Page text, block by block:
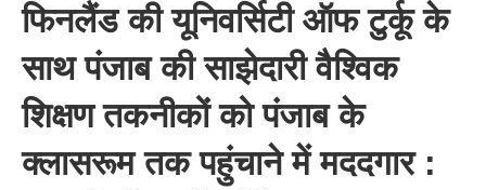
फिनलैंड की यूनिवर्सिटी ऑफ टुर्कू के
साथ पंजाब की साझेदारी वैश्विक
शिक्षण तकनीकों को पंजाब के
क्लासरूम तक पहुंचाने में मददगार :